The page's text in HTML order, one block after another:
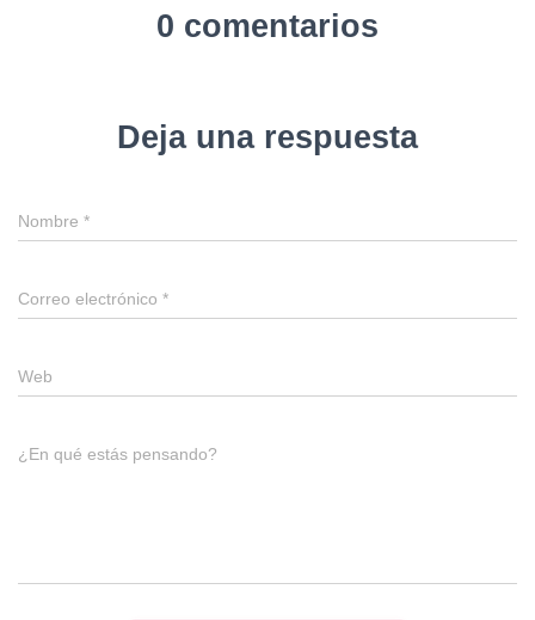
0 comentarios
Deja una respuesta
Nombre *
Correo electrónico *
Web
¿En qué estás pensando?